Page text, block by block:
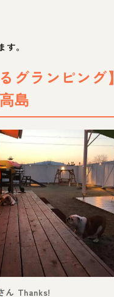
。
グランピング】
島
ん Thanks!